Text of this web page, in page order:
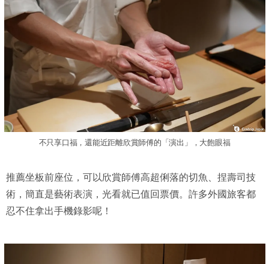
不只享口福，還能近距離欣賞師傅的「演出」，大飽眼福
推薦坐板前座位，可以欣賞師傅高超俐落的切魚、捏壽司技
術，簡直是藝術表演，光看就已值回票價。許多外國旅客都
忍不住拿出手機錄影呢！